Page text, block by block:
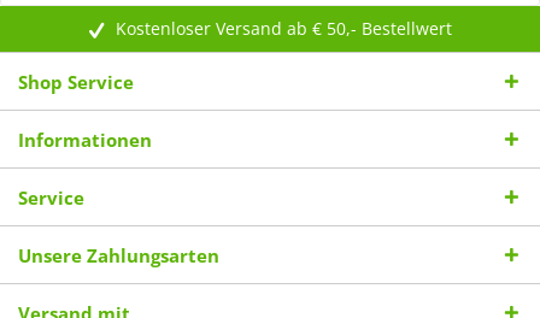
Kostenloser Versand ab € 50,- Bestellwert
Shop Service
Informationen
Service
Unsere Zahlungsarten
Versand mit